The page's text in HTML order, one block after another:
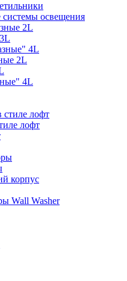
освещения
2L
4L
2L
4L
лофт
корпус
Wall Washer